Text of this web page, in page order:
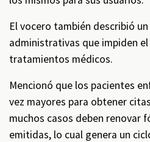
El vocero también describió
administrativas que impiden
tratamientos médicos.
Mencionó que los pacientes
vez mayores para obtener
muchos casos deben renovar
emitidas, lo cual genera un